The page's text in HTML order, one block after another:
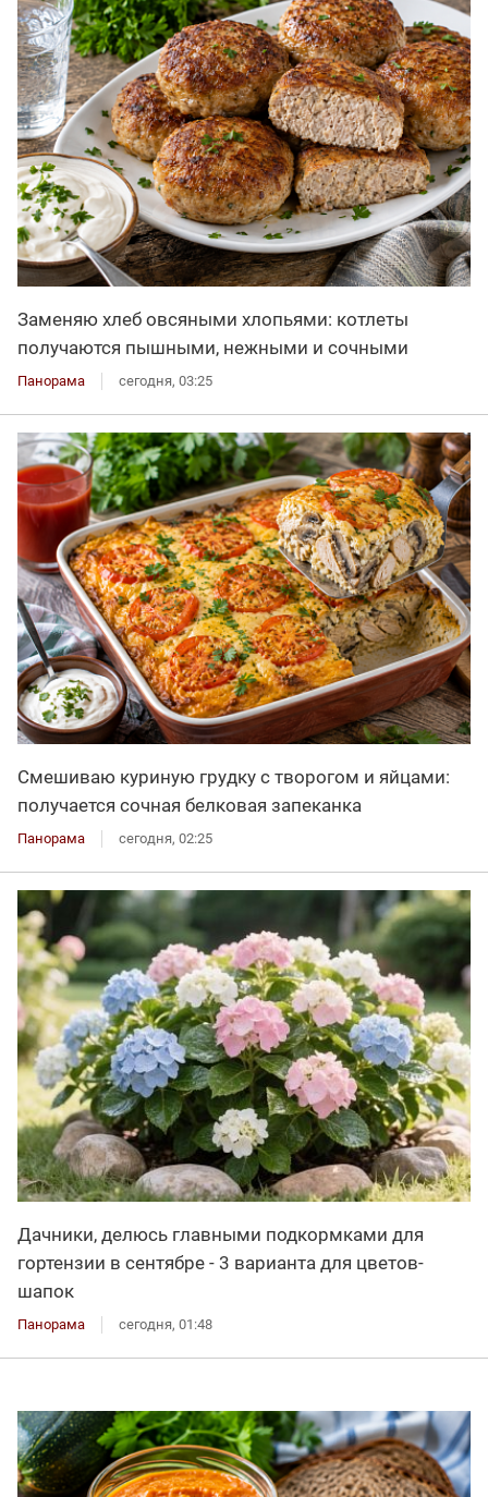
Заменяю хлеб овсяными хлопьями: котлеты
получаются пышными, нежными и сочными
Панорама сегодня, 03:25
Смешиваю куриную грудку с творогом и яйцами:
получается сочная белковая запеканка
Панорама сегодня, 02:25
Дачники, делюсь главными подкормками для
гортензии в сентябре - 3 варианта для цветов-
шапок
Панорама сегодня, 01:48